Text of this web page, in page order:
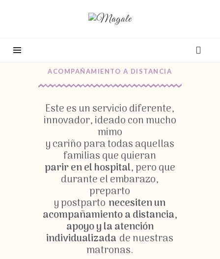
ACOMPAÑAMIENTO A DISTANCIA
Este es un servicio diferente,
innovador, ideado con mucho
mimo
y cariño para todas aquellas
familias que quieran
parir en el hospital, pero que
durante el embarazo,
preparto
y postparto necesiten un
acompañamiento a distancia,
apoyo y la atención
individualizada de nuestras
matronas.